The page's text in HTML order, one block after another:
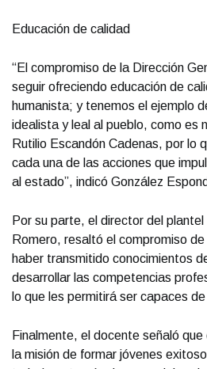
Educación de calidad
“El compromiso de la Dirección
seguir ofreciendo educación de
humanista; y tenemos el ejemplo
idealista y leal al pueblo, como es
Rutilio Escandón Cadenas, por lo
cada una de las acciones que
al estado”, indicó González
Por su parte, el director del
Romero, resaltó el compromiso
haber transmitido conocimientos
desarrollar las competencias
lo que les permitirá ser capaces
Finalmente, el docente señaló
la misión de formar jóvenes